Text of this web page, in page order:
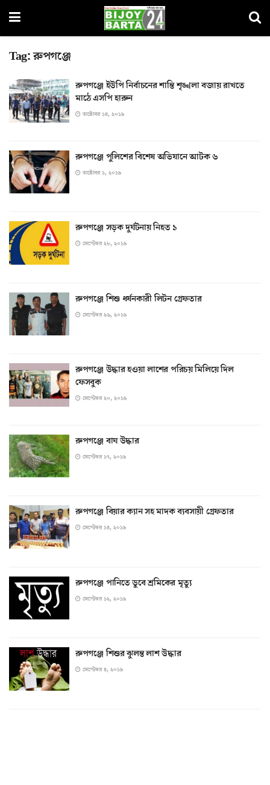
Tag:রুপগঞ্জে
রুপগঞ্জে ইউপি নির্বাচনের শান্তি শৃঙ্খলা বজায় রাখতে
মাঠে এসপি হারুন
অক্টোবর ১৪, ২০১৯
রুপগঞ্জে পুলিশের বিশেষ অভিযানে আটক ৬
অক্টোবর ১, ২০১৯
রুপগঞ্জে সড়ক দুর্ঘটনায় নিহত ১
সেপ্টেম্বর ২৮, ২০১৯
রুপগঞ্জে শিশু ধর্ষনকারী লিটন গ্রেফতার
সেপ্টেম্বর ২৬, ২০১৯
রুপগঞ্জে উদ্ধার হওয়া লাশের পরিচয় মিলিয়ে দিল
ফেসবুক
সেপ্টেম্বর ২০, ২০১৯
রুপগঞ্জে বাঘ উদ্ধার
সেপ্টেম্বর ১৭, ২০১৯
রুপগঞ্জে বিয়ার ক্যান সহ মাদক ব্যবসায়ী গ্রেফতার
সেপ্টেম্বর ১৪, ২০১৯
রুপগঞ্জে পানিতে ডুবে শ্রমিকের মৃত্যু
সেপ্টেম্বর ১২, ২০১৯
রুপগঞ্জে শিশুর ঝুলন্ত লাশ উদ্ধার
সেপ্টেম্বর ৪, ২০১৯